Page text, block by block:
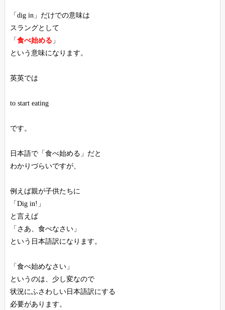
「dig in」だけでの意味は
スラングとして
「 食べ始める 」
という意味になります。
英英では
to start eating
です。
日本語で「食べ始める」だと
わかりづらいですが、
例えば親が子供たちに
「Dig in!」
と言えば
「さあ、食べなさい」
という日本語訳になります。
「食べ始めなさい」
というのは、少し変なので
状況にふさわしい日本語訳にする
必要があります。